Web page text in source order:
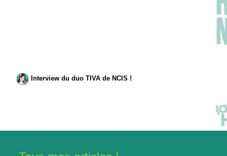
Interview du duo TIVA de NCIS !